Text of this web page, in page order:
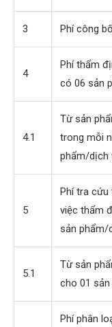
3 Phí công
4
Phí thẩm
có 06 sản
4.1
Từ sản
trong mỗi
phẩm/dịch
5
Phí tra cứu
việc thẩm
sản phẩm/
5.1
Từ sản
cho 01
Phí phân